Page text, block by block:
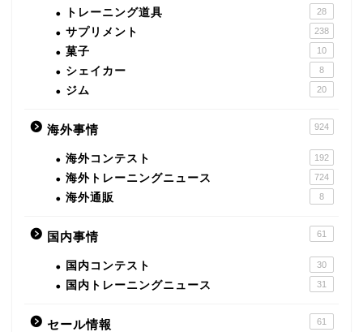
トレーニング道具 28
サプリメント 238
菓子 10
シェイカー 8
ジム 20
海外事情 924
海外コンテスト 192
海外トレーニングニュース 724
海外通販 8
国内事情 61
国内コンテスト 30
国内トレーニングニュース 31
セール情報 61